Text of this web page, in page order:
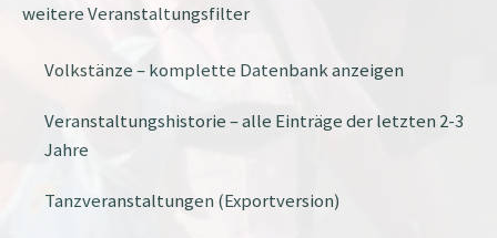
weitere Veranstaltungsfilter
Volkstänze – komplette Datenbank anzeigen
Veranstaltungshistorie – alle Einträge der letzten 2-3
Jahre
Tanzveranstaltungen (Exportversion)